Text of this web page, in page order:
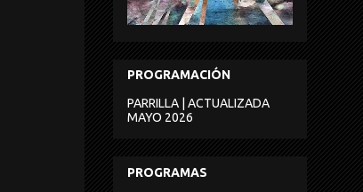
PROGRAMACIÓN
PARRILLA | ACTUALIZADA
MAYO 2026
PROGRAMAS